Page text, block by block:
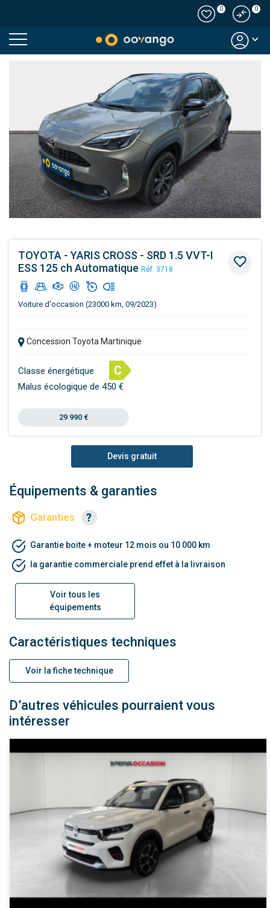
0 0
Devis gratuit
Équipements & garanties
Garanties
Garantie boite + moteur 12 mois ou 10 000 km
la garantie commerciale prend effet à la livraison
Voir tous les
équipements
Caractéristiques techniques
Voir la fiche technique
D’autres véhicules pourraient vous
intéresser
TOYOTA - YARIS CROSS - SRD 1.5 VVT-I
ESS 125 ch Automatique Réf. 3718
Voiture d'occasion (23000 km, 09/2023)
Concession Toyota Martinique
Classe énergétique C
Malus écologique de 450 €
29 990 €
Modal country